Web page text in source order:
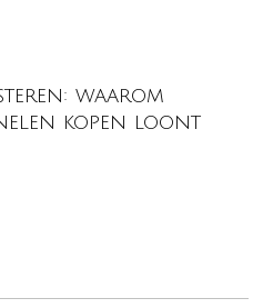
waarom
kopen loont